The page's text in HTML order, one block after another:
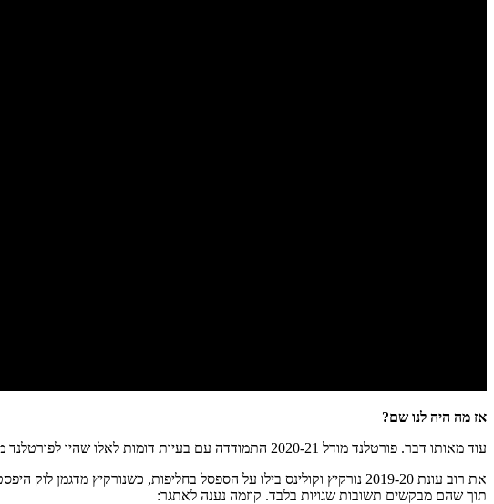
אז מה היה לנו שם?
עוד מאותו דבר. פורטלנד מודל 2020-21 התמודדה עם בעיות דומות לאלו שהיו לפורטלנד מודל 2019-20.
את רוב עונת 2019-20 נורקיץ וקולינס בילו על הספסל בחליפות,
תוך שהם מבקשים תשובות שגויות בלבד. קוזמה נענה לאתגר: